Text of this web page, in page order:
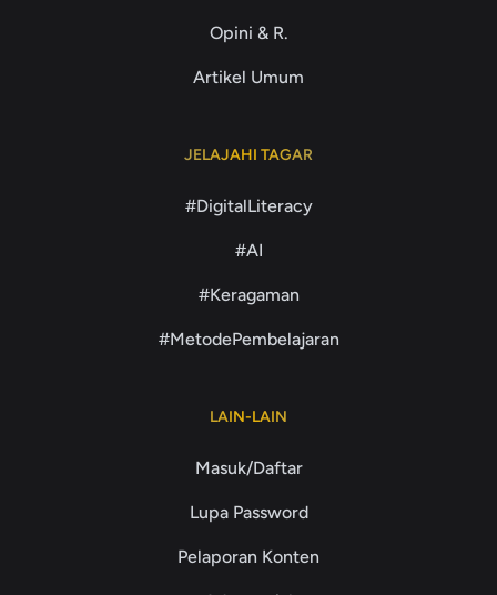
Opini & R.
Artikel Umum
JELAJAHI TAGAR
#DigitalLiteracy
#AI
#Keragaman
#MetodePembelajaran
LAIN-LAIN
Masuk/Daftar
Lupa Password
Pelaporan Konten